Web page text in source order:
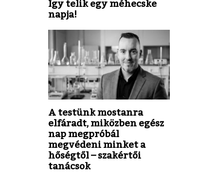
Így telik egy méhecske
napja!
A testünk mostanra
elfáradt, miközben egész
nap megpróbál
megvédeni minket a
hőségtől – szakértői
tanácsok